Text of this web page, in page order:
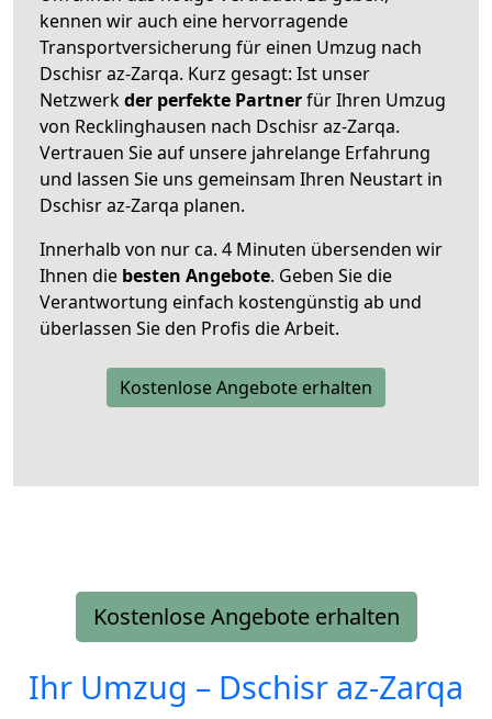
kennen wir auch eine hervorragende
Transportversicherung für einen Umzug nach
Dschisr az-Zarqa. Kurz gesagt: Ist unser
Netzwerkder perfekte Partnerfür Ihren Umzug
von Recklinghausen nach Dschisr az-Zarqa.
Vertrauen Sie auf unsere jahrelange Erfahrung
und lassen Sie uns gemeinsam Ihren Neustart in
Dschisr az-Zarqa planen.
Innerhalb von nur ca. 4 Minuten übersenden wir
Ihnen die besten Angebote. Geben Sie die
Verantwortung einfach kostengünstig ab und
überlassen Sie den Profis die Arbeit.
Kostenlose Angebote erhalten
Kostenlose Angebote erhalten
Ihr Umzug – Dschisr az-Zarqa